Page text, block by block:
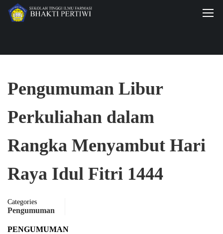
Pengumuman Libur
Perkuliahan dalam
Rangka Menyambut Hari
Raya Idul Fitri 1444
Categories
Pengumuman
PENGUMUMAN